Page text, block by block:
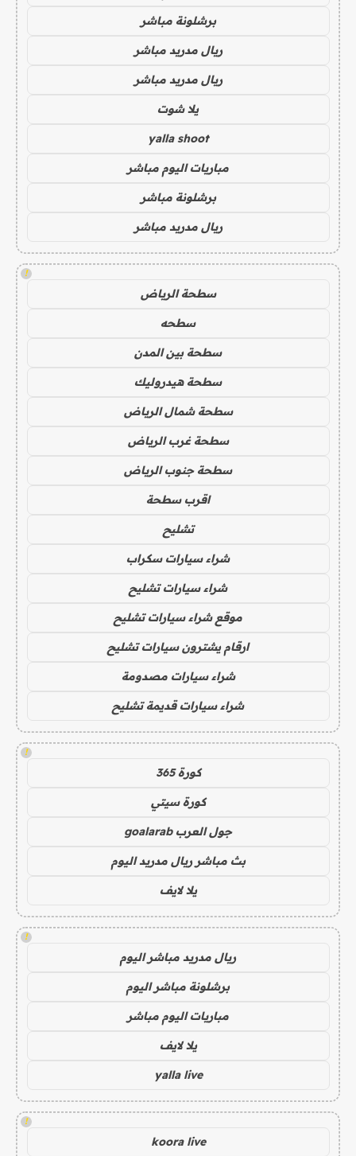
برشلونة مباشر
ريال مدريد مباشر
ريال مدريد مباشر
يلا شوت
yalla shoot
مباريات اليوم مباشر
برشلونة مباشر
ريال مدريد مباشر
!
سطحة الرياض
سطحه
سطحة بين المدن
سطحة هيدروليك
سطحة شمال الرياض
سطحة غرب الرياض
سطحة جنوب الرياض
اقرب سطحة
تشليح
شراء سيارات سكراب
شراء سيارات تشليح
موقع شراء سيارات تشليح
ارقام يشترون سيارات تشليح
شراء سيارات مصدومة
شراء سيارات قديمة تشليح
!
كورة 365
كورة سيتي
جول العرب goalarab
بث مباشر ريال مدريد اليوم
يلا لايف
!
ريال مدريد مباشر اليوم
برشلونة مباشر اليوم
مباريات اليوم مباشر
يلا لايف
yalla live
!
koora live